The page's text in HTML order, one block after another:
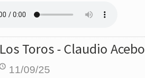
Los Toros - Claudio Acebo
11/09/25